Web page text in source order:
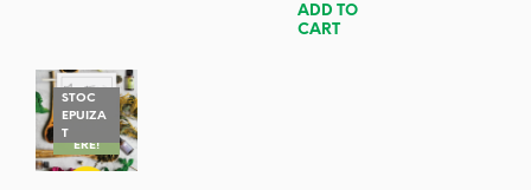
ADD TO
CART
STOC
EPUIZA
TREDUC
ERE!